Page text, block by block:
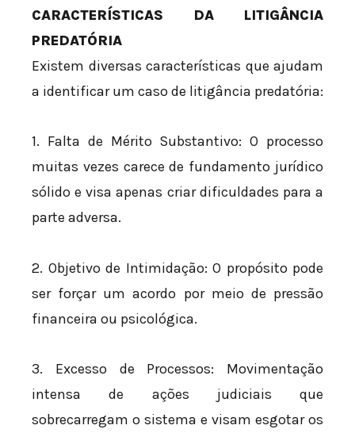
CARACTERÍSTICAS DA LITIGÂNCIA
PREDATÓRIA
Existem diversas características que ajudam
a identificar um caso de litigância predatória:
1. Falta de Mérito Substantivo: O processo
muitas vezes carece de fundamento jurídico
sólido e visa apenas criar dificuldades para a
parte adversa.
2. Objetivo de Intimidação: O propósito pode
ser forçar um acordo por meio de pressão
financeira ou psicológica.
3. Excesso de Processos: Movimentação
intensa de ações judiciais que
sobrecarregam o sistema e visam esgotar os